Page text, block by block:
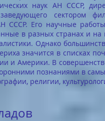
наук АН СССР,
заведующего сектором
СССР. Его научные
в разных странах и
Однако
значится в списках
и Америки. В
познаниями в
религии,